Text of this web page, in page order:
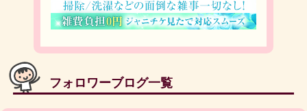
フォロワーブログ一覧